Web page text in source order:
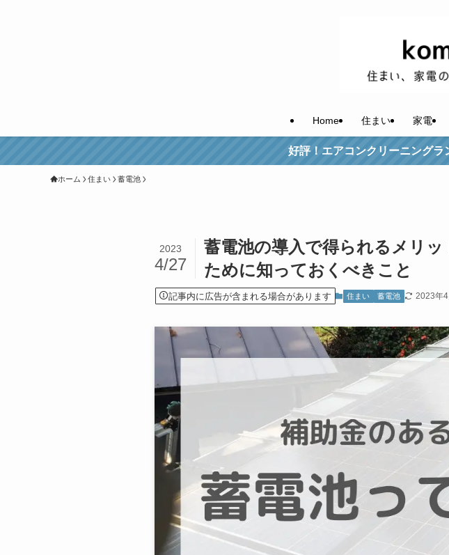
Home 住まい 家電
好評！エアコンクリーニングランキングは≫こ
ホーム 住まい 蓄電池
蓄電池の導入で得られるメリ
ために知っておくべきこと
2023
4/27
記事内に広告が含まれる場合があります 住まい 蓄電池 2023年